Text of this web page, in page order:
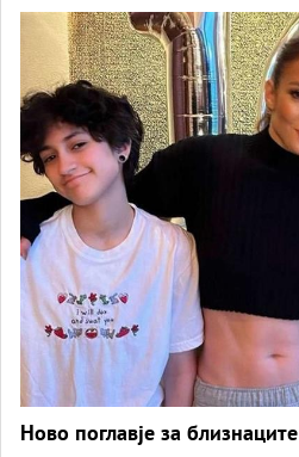
Ново поглавје за близнаците